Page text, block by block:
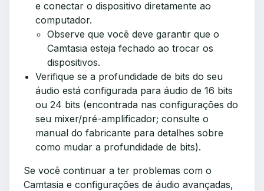
e conectar o dispositivo diretamente ao
computador.
Observe que você deve garantir que o
Camtasia esteja fechado ao trocar os
dispositivos.
Verifique se a profundidade de bits do seu
áudio está configurada para áudio de 16 bits
ou 24 bits (encontrada nas configurações do
seu mixer/pré-amplificador; consulte o
manual do fabricante para detalhes sobre
como mudar a profundidade de bits).
Se você continuar a ter problemas com o
Camtasia e configurações de áudio avançadas,